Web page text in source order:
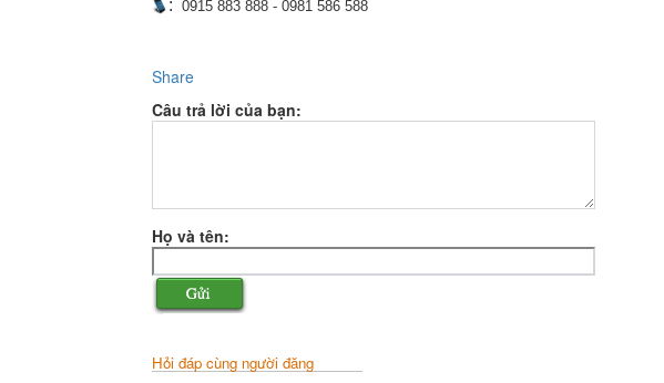
: 0915 883 888 - 0981 586 588
Share
Câu trả lời của bạn:
Họ và tên:
Hỏi đáp cùng người đăng